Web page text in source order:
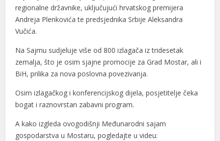
regionalne državnike, uključujući hrvatskog premijera
Andreja Plenkovića te predsjednika Srbije Aleksandra
Vučića.
Na Sajmu sudjeluje više od 800 izlagača iz tridesetak
zemalja, što je osim sjajne promocije za Grad Mostar, ali i
BiH, prilika za nova poslovna povezivanja.
Osim izlagačkog i konferencijskog dijela, posjetitelje čeka
bogat i raznovrstan zabavni program.
A kako izgleda ovogodišnji Međunarodni sajam
gospodarstva u Mostaru, pogledajte u videu: